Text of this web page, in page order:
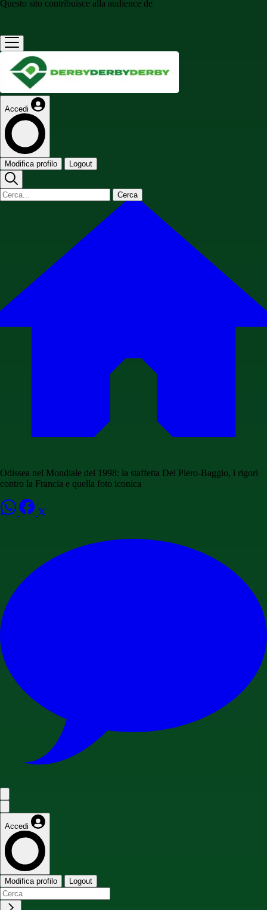
Questo sito contribuisce alla audience de
Accedi
Modifica profilo Logout
Cerca
Odissea nel Mondiale del 1998: la staffetta Del Piero-Baggio, i rigori
contro la Francia e quella foto iconica
Accedi
Modifica profilo Logout